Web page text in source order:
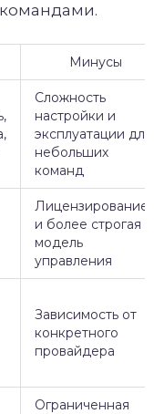
Минусы
Сложность
настройки и
эксплуатации для
небольших
команд
Лицензирование
и более строгая
модель
управления
Зависимость от
конкретного
провайдера
Ограниченная